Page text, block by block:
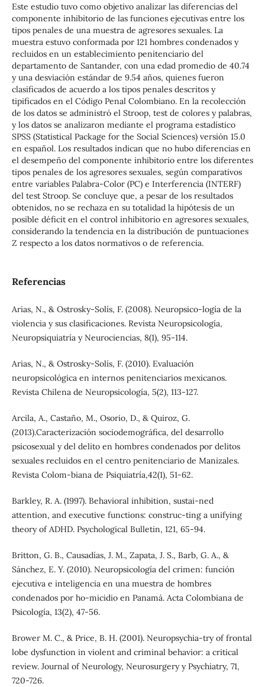
Este estudio tuvo como objetivo analizar las diferencias del
componente inhibitorio de las funciones ejecutivas entre los
tipos penales de una muestra de agresores sexuales. La
muestra estuvo conformada por 121 hombres condenados y
recluidos en un establecimiento penitenciario del
departamento de Santander, con una edad promedio de 40.74
y una desviación estándar de 9.54 años, quienes fueron
clasificados de acuerdo a los tipos penales descritos y
tipificados en el Código Penal Colombiano. En la recolección
de los datos se administró el Stroop, test de colores y palabras,
y los datos se analizaron mediante el programa estadístico
SPSS (Statistical Package for the Social Sciences) versión 15.0
en español. Los resultados indican que no hubo diferencias en
el desempeño del componente inhibitorio entre los diferentes
tipos penales de los agresores sexuales, según comparativos
entre variables Palabra-Color (PC) e Interferencia (INTERF)
del test Stroop. Se concluye que, a pesar de los resultados
obtenidos, no se rechaza en su totalidad la hipótesis de un
posible déficit en el control inhibitorio en agresores sexuales,
considerando la tendencia en la distribución de puntuaciones
Z respecto a los datos normativos o de referencia.
Referencias
Arias, N., & Ostrosky-Solís, F. (2008). Neuropsico-logía de la
violencia y sus clasificaciones. Revista Neuropsicología,
Neuropsiquiatría y Neurociencias, 8(1), 95-114.
Arias, N., & Ostrosky-Solís, F. (2010). Evaluación
neuropsicológica en internos penitenciarios mexicanos.
Revista Chilena de Neuropsicología, 5(2), 113-127.
Arcila, A., Castaño, M., Osorio, D., & Quiroz, G.
(2013).Caracterización sociodemográfica, del desarrollo
psicosexual y del delito en hombres condenados por delitos
sexuales recluidos en el centro penitenciario de Manizales.
Revista Colom-biana de Psiquiatría,42(1), 51-62.
Barkley, R. A. (1997). Behavioral inhibition, sustai-ned
attention, and executive functions: construc-ting a unifying
theory of ADHD. Psychological Bulletin, 121, 65-94.
Britton, G. B., Causadías, J. M., Zapata, J. S., Barb, G. A., &
Sánchez, E. Y. (2010). Neuropsicología del crimen: función
ejecutiva e inteligencia en una muestra de hombres
condenados por ho-micidio en Panamá. Acta Colombiana de
Psicología, 13(2), 47-56.
Brower M. C., & Price, B. H. (2001). Neuropsychia-try of frontal
lobe dysfunction in violent and criminal behavior: a critical
review. Journal of Neurology, Neurosurgery y Psychiatry, 71,
720-726.